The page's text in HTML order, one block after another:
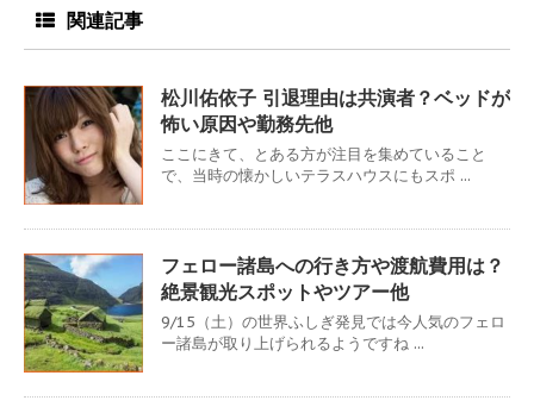
関連記事
松川佑依子 引退理由は共演者？ベッドが
怖い原因や勤務先他
ここにきて、とある方が注目を集めていること
で、当時の懐かしいテラスハウスにもスポ ...
フェロー諸島への行き方や渡航費用は？
絶景観光スポットやツアー他
9/15（土）の世界ふしぎ発見では今人気のフェロ
ー諸島が取り上げられるようですね ...